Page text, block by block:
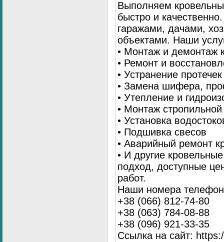
Выполняем
быстро и
гаражами, дачами,
объектами. Наши
• Монтаж и демонтаж
• Ремонт и
• Устранение протечек
• Замена шифера,
• Утепление и
• Монтаж
• Установка
• Подшивка свесов
• Аварийный ремонт
• И другие
подход, доступные
работ.
Наши номера
+38 (066) 812-74-80
+38 (063) 784-08-88
+38 (096) 921-33-35
Ссылка на сайт: